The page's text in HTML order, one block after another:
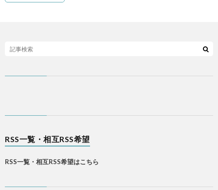
RSS一覧・相互RSS希望
RSS一覧・相互RSS希望はこちら